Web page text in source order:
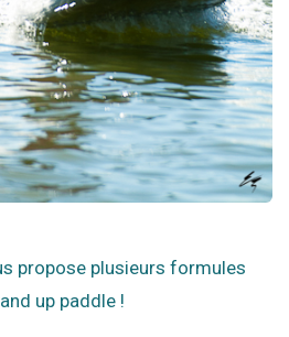
propose plusieurs formules
up paddle !